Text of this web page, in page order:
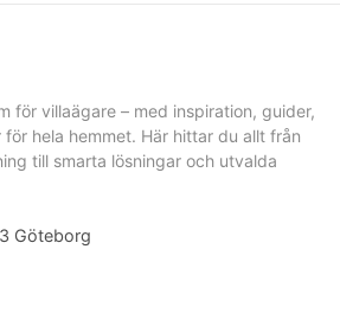
för villaägare – med inspiration, guider,
hela hemmet. Här hittar du allt från
till smarta lösningar och utvalda
Göteborg